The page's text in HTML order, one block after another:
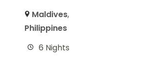
Maldives,
Philippines
6 Nights